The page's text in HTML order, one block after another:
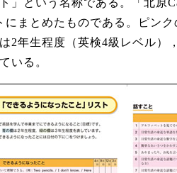
にまとめたものである。ピン
2年生程度（英検4級レベル）
いる。